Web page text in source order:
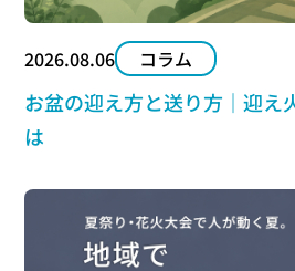
2026.08.06 コラム
お盆の迎え方と送り方｜迎え
は